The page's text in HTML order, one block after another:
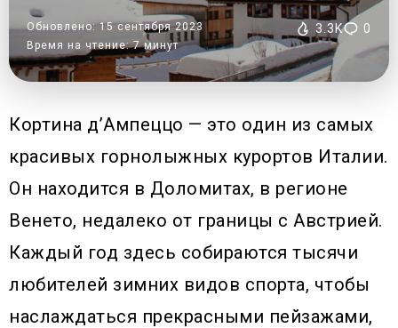
Обновлено: 15 сентября 2023
Время на чтение: 7 минут
3.3K 0
Кортина д’Ампеццо — это один из самых
красивых горнолыжных курортов Италии.
Он находится в Доломитах, в регионе
Венето, недалеко от границы с Австрией.
Каждый год здесь собираются тысячи
любителей зимних видов спорта, чтобы
наслаждаться прекрасными пейзажами,